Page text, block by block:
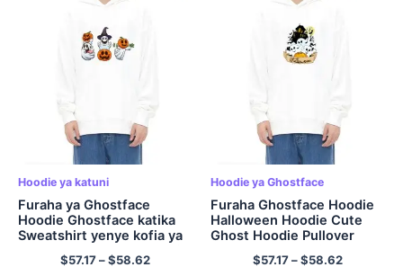
Hoodie ya katuni
Furaha ya Ghostface
Hoodie Ghostface katika
Sweatshirt yenye kofia ya
Maboga Halloween Hoodie
Multicolor
$57.17–$58.62
Hoodie ya Ghostface
Furaha Ghostface Hoodie
Halloween Hoodie Cute
Ghost Hoodie Pullover
Hooded Sweatshirt
Multicolor
$57.17–$58.62